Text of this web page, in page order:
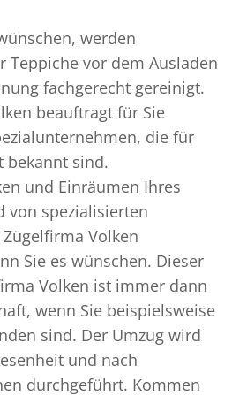
werden
Teppiche vor dem Ausladen
fachgerecht gereinigt.
beauftragt für Sie
die für
bekannt sind.
und Einräumen Ihres
von spezialisierten
Volken
Sie es wünschen. Dieser
Volken ist immer dann
wenn Sie beispielsweise
sind. Der Umzug wird
und nach
durchgeführt. Kommen